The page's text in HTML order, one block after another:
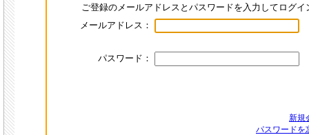
ご登録のメールアドレスとパスワードを入力してログイ
メールアドレス：
パスワード：
新規
パスワードを